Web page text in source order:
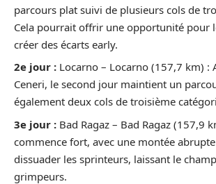
parcours plat suivi de plusieurs cols de
Cela pourrait offrir une opportunité pour
créer des écarts early.
2e jour : Locarno – Locarno (157,7 km) :
Ceneri, le second jour maintient un
également deux cols de troisième
3e jour : Bad Ragaz – Bad Ragaz (157,9
commence fort, avec une montée
dissuader les sprinteurs, laissant le
grimpeurs.